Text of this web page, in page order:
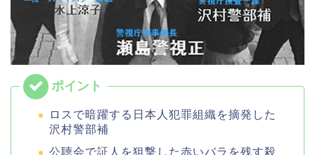
ロスで暗躍する日本人犯罪組織を摘発した
沢村警部補
公聴会で証人を狙撃した赤いバラを残す殺